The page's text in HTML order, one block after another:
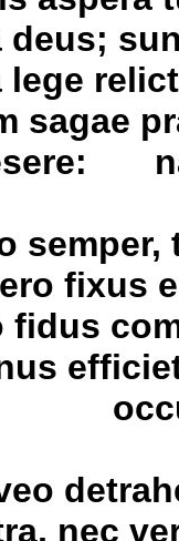
deus;
sagae
fixus
fidus
nec